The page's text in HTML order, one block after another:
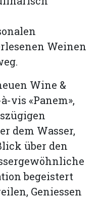
Weinen
Wine &
vis «Panem»,
dem Wasser,
über den
begeistert
Geniessen